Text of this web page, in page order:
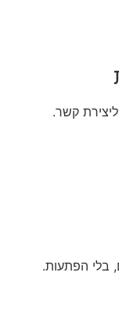
ליצירת קשר.
בלי הפתעות.